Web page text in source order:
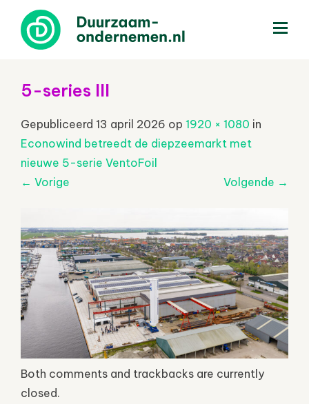
5-series III
Gepubliceerd 13 april 2026 op 1920 × 1080 in
Econowind betreedt de diepzeemarkt met
nieuwe 5-serie VentoFoil
← Vorige Volgende →
Both comments and trackbacks are currently
closed.